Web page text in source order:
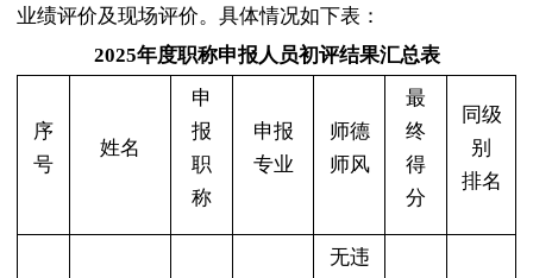
业绩评价及现场评价。具体情况如下表：
2025年度职称申报人员初评结果汇总表
序
号
姓名
申
报
职
称
申报
专业
师德
师风
最
终
得
分
同级
别
排名
无违